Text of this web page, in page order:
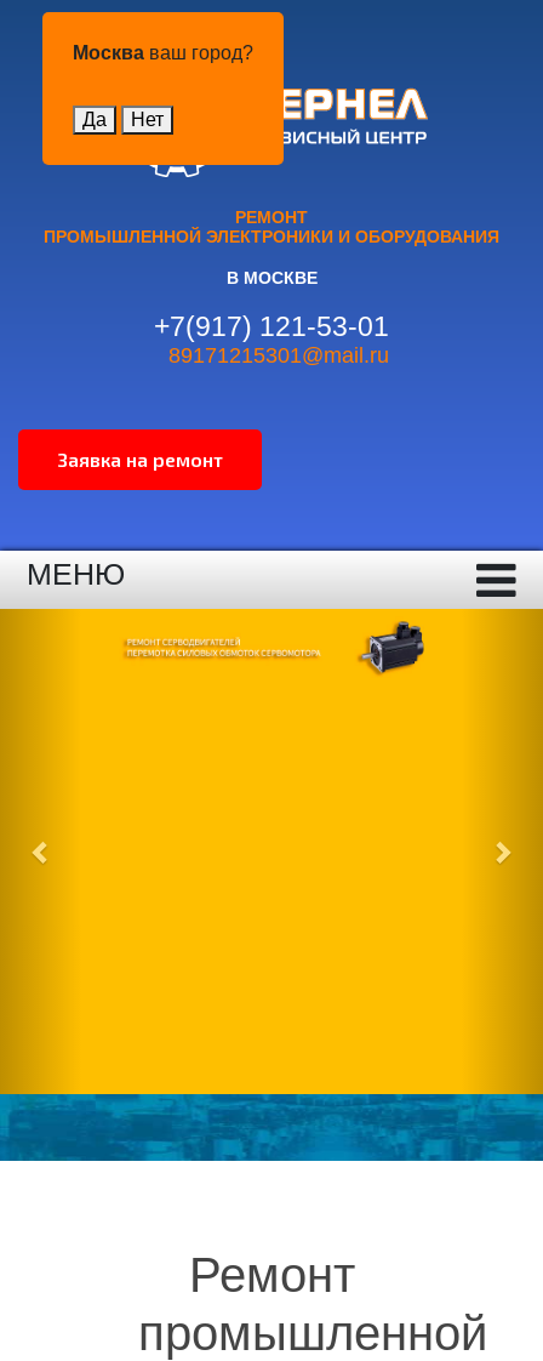
Москва ваш город?
Да Нет
РЕМОНТ
ПРОМЫШЛЕННОЙ ЭЛЕКТРОНИКИ И ОБОРУДОВАНИЯ
В МОСКВЕ
+7(917) 121-53-01
89171215301@mail.ru
МЕНЮ
Ремонт
промышленной